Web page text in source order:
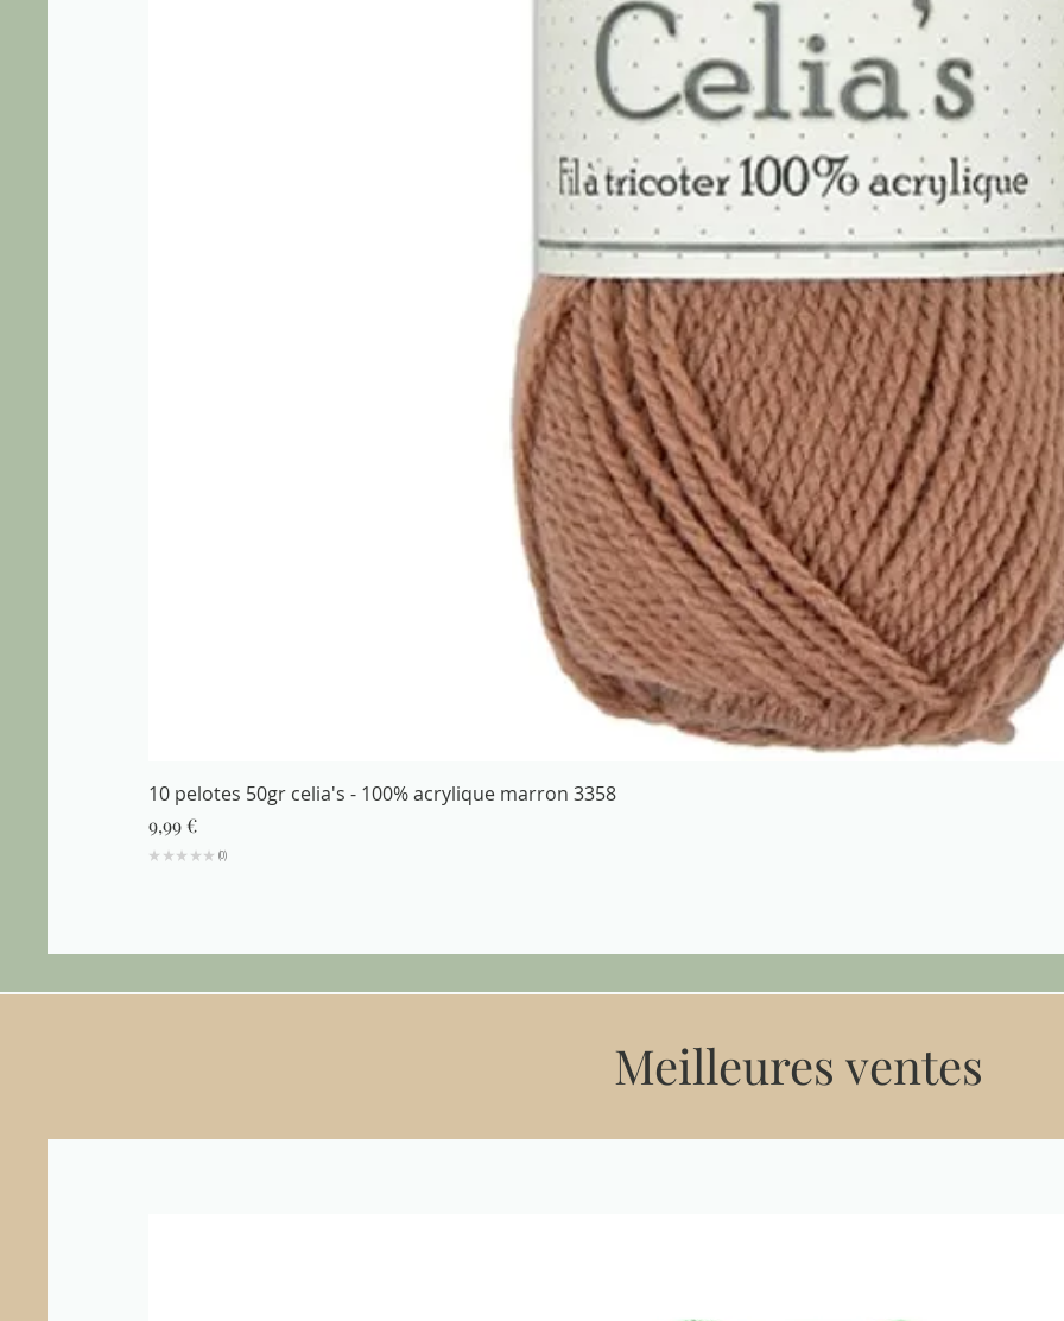
10 pelotes 50gr celia's - 100% acrylique marron 3358
Prix
9,99 €
★ ★ ★ ★ ★ 0
0
Meilleures ventes